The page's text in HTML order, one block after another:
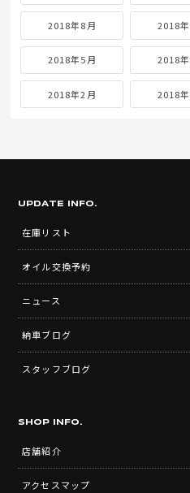
2018年8月 2018
2018年5月 2018
2018年2月 2018
UPDATE INFO.
在庫リスト
オイル交換予約
ニュース
納車ブログ
スタッフブログ
SHOP INFO.
店舗紹介
アクセスマップ